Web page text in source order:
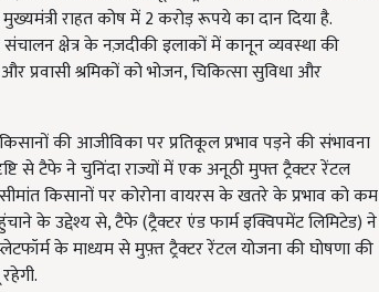
राहत कोष में2करोड़ रूपये का दान दिया है.
क्षेत्र के नज़दीकी इलाकों में कानून व्यवस्था की
प्रवासी श्रमिकों को भोजन,चिकित्सा सुविधा और
की आजीविका पर प्रतिकूल प्रभाव पड़ने की संभावना
से टैफे ने चुनिंदा राज्यों में एक अनूठी मुफ्त ट्रैक्टर रेंटल
किसानों पर कोरोना वायरस के खतरे के प्रभाव को कम
के उद्देश्य से, टैफे (ट्रैक्टर एंड फार्म इक्विपमेंट लिमिटेड) ने
के माध्यम से मुफ़्त ट्रैक्टर रेंटल योजना की घोषणा की